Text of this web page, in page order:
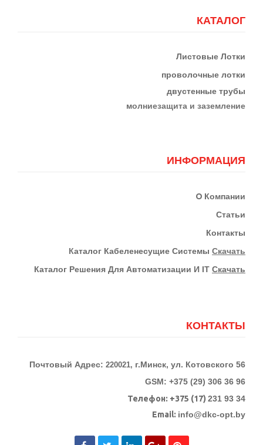
КАТАЛОГ
Листовые Лотки
проволочные лотки
двустенные трубы
молниезащита и заземление
ИНФОРМАЦИЯ
О Компании
Статьи
Контакты
КАталог Кабеленесущие Системы Скачать
Каталог Решения Для Автоматизации И IT Скачать
КОНТАКТЫ
Почтовый Адрес: 220021, г.Минск, ул. Котовского 56
GSM: +375 (29) 306 36 96
Телефон: +375 (17) 231 93 34
Email: info@dkc-opt.by